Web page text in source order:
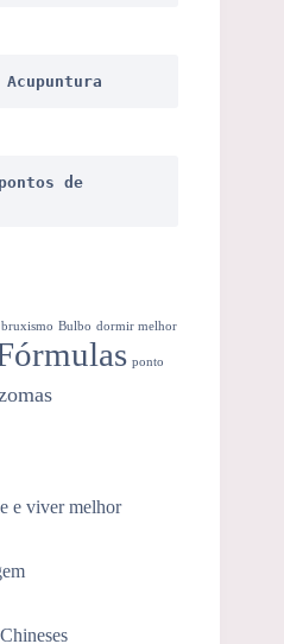
Acupuntura
de
bruxismo Bulbo dormir melhor
ponto
e viver melhor